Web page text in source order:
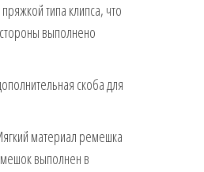
типа клипса, что
выполнено
скоба для
материал ремешка
выполнен в